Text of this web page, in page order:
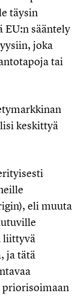
täysin
EU:n sääntely
joka
tai
keskittyä
eli muuta
liittyvä
ja tätä
priorisoimaan